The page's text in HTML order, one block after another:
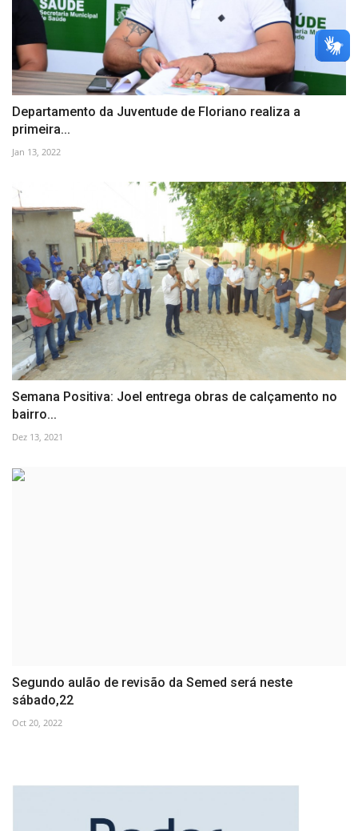
Departamento da Juventude de Floriano realiza a
primeira...
Jan 13, 2022
Semana Positiva: Joel entrega obras de calçamento no
bairro...
Dez 13, 2021
Segundo aulão de revisão da Semed será neste
sábado,22
Oct 20, 2022